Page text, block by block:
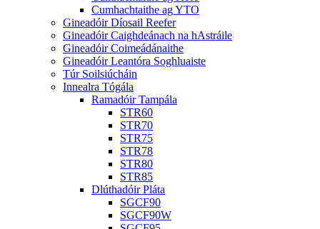
Cumhachtaithe ag YTO
Gineadóir Díosail Reefer
Gineadóir Caighdeánach na hAstráile
Gineadóir Coimeádánaithe
Gineadóir Leantóra Soghluaiste
Túr Soilsiúcháin
Innealra Tógála
Ramadóir Tampála
STR60
STR70
STR75
STR78
STR80
STR85
Dlúthadóir Pláta
SGCF90
SGCF90W